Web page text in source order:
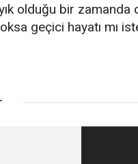
olduğu bir
geçici hayatı mı